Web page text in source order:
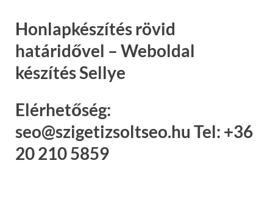
Honlapkészítés rövid
határidővel – Weboldal
készítés Sellye
Elérhetőség:
seo@szigetizsoltseo.hu Tel: +36
20 210 5859